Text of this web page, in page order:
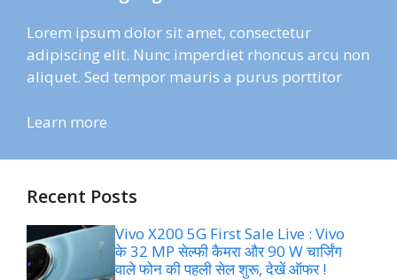
Lorem ipsum dolor sit amet, consectetur
adipiscing elit. Nunc imperdiet rhoncus arcu non
aliquet. Sed tempor mauris a purus porttitor
Learn more
Recent Posts
Vivo X200 5G First Sale Live : Vivo
के 32 MP सेल्फी कैमरा और 90 W चार्जिंग
वाले फोन की पहली सेल शुरू, देखें ऑफर !